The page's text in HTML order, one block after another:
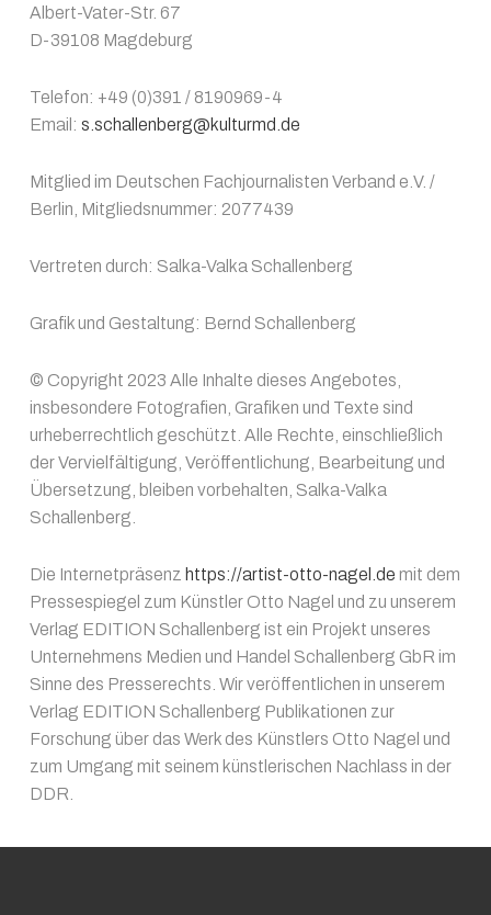
Albert-Vater-Str. 67
D-39108 Magdeburg
Telefon: +49 (0)391 / 8190969-4
Email: s.schallenberg@kulturmd.de
Mitglied im Deutschen Fachjournalisten Verband e.V. /
Berlin, Mitgliedsnummer: 2077439
Vertreten durch: Salka-Valka Schallenberg
Grafik und Gestaltung: Bernd Schallenberg
© Copyright 2023 Alle Inhalte dieses Angebotes,
insbesondere Fotografien, Grafiken und Texte sind
urheberrechtlich geschützt. Alle Rechte, einschließlich
der Vervielfältigung, Veröffentlichung, Bearbeitung und
Übersetzung, bleiben vorbehalten, Salka-Valka
Schallenberg.
Die Internetpräsenz https://artist-otto-nagel.de mit dem
Pressespiegel zum Künstler Otto Nagel und zu unserem
Verlag EDITION Schallenberg ist ein Projekt unseres
Unternehmens Medien und Handel Schallenberg GbR im
Sinne des Presserechts. Wir veröffentlichen in unserem
Verlag EDITION Schallenberg Publikationen zur
Forschung über das Werk des Künstlers Otto Nagel und
zum Umgang mit seinem künstlerischen Nachlass in der
DDR.